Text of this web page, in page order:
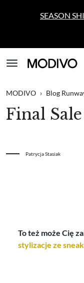
SEASON
MODIVO › Blog
Final Sale
Patrycja Stasiak
To też może Cię
stylizacje ze